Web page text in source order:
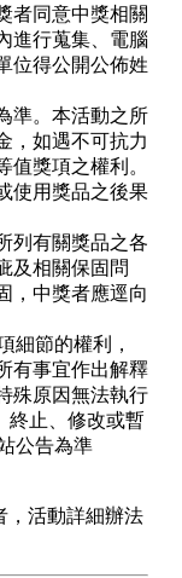
者同意中獎相關
進行蒐集、電腦
位得公開公佈姓
準。本活動之所
，如遇不可抗力
值獎項之權利。
使用獎品之後果
列有關獎品之各
及相關保固問
，中獎者應逕向
細節的權利，
有事宜作出解釋
殊原因無法執行
終止、修改或暫
公告為準
，活動詳細辦法